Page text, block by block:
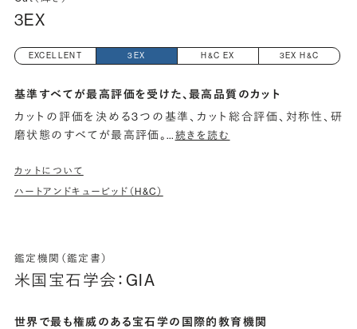
3EX
EXCELLENT 3EX H&C EX 3EX H&C
基準すべてが最高評価を受けた、最高品質のカット
カットの評価を決める3つの基準、カット総合評価、対称性、研
磨状態のすべてが最高評価。…続きを読む
カットについて
ハートアンドキューピッド（H&C）
鑑定機関（鑑定書）
米国宝石学会：GIA
世界で最も権威のある宝石学の国際的教育機関